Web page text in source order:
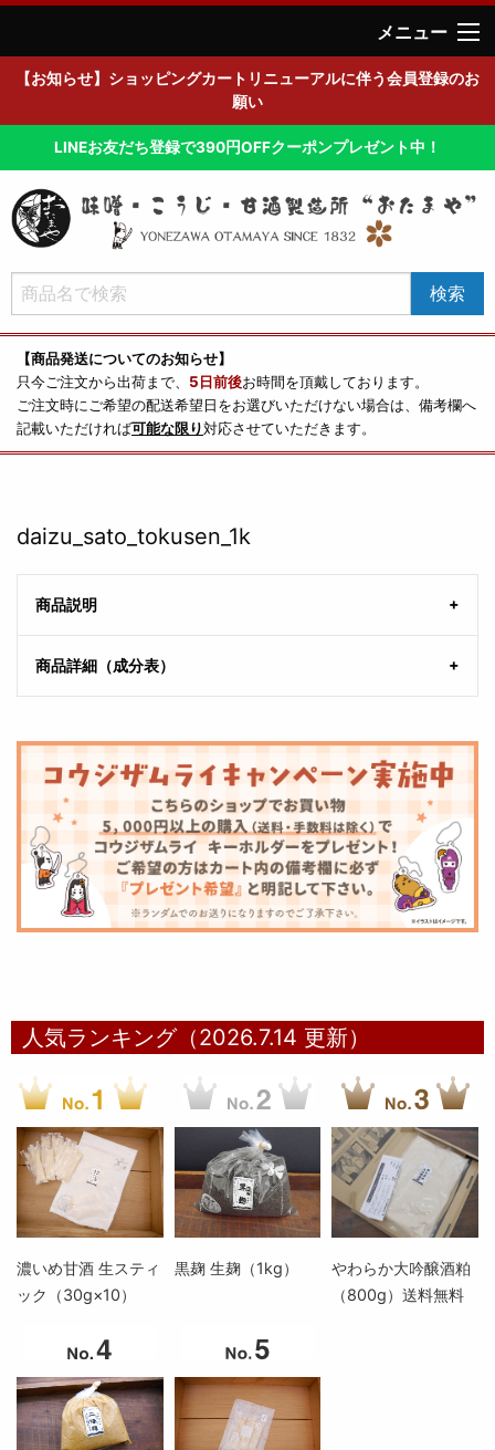
メニュー
【お知らせ】ショッピングカートリニューアルに伴う会員登録のお
願い
LINEお友だち登録で390円OFFクーポンプレゼント中！
【商品発送についてのお知らせ】
只今ご注文から出荷まで、 5日前後お時間を頂戴しております。
ご注文時にご希望の配送希望日をお選びいただけない場合は、備考欄へ
記載いただければ可能な限り対応させていただきます。
daizu_sato_tokusen_1k
商品説明
商品詳細（成分表）
人気ランキング（2026.7.14 更新）
濃いめ甘酒 生スティ
ック（30g×10）
黒麹 生麹（1kg）
やわらか大吟醸酒粕
（800g）送料無料